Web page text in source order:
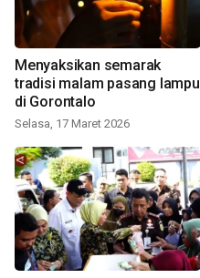
Menyaksikan semarak
tradisi malam pasang lampu
di Gorontalo
Selasa, 17 Maret 2026